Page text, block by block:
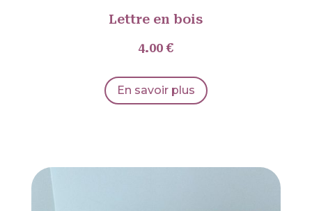
Lettre en bois
4.00 €
En savoir plus